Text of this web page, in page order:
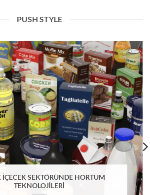
PUSH STYLE
İÇECEK SEKTÖRÜNDE HORTUM
TEKNOLOJİLERİ